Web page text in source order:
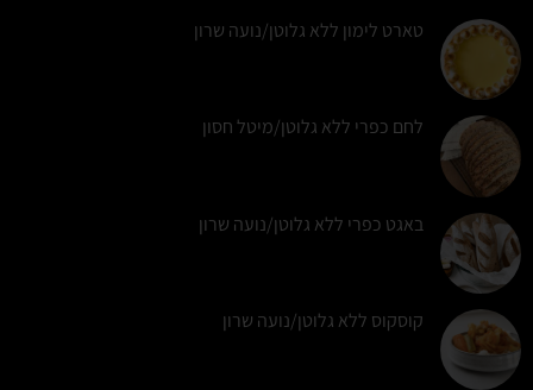
טארט לימון ללא גלוטן/נועה שרון
לחם כפרי ללא גלוטן/מיטל חסון
באגט כפרי ללא גלוטן/נועה שרון
קוסקוס ללא גלוטן/נועה שרון